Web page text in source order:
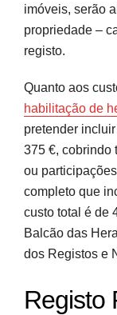
imóveis, serão
propriedade –
registo.
Quanto aos
habilitação de
pretender
375 €, cobrindo
ou
completo que
custo total é de
Balcão das
dos Registos e
Registo